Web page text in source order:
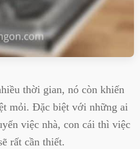
thời gian, nó còn khiến
mỏi. Đặc biệt với những ai
việc nhà, con cái thì việc
rất cần thiết.